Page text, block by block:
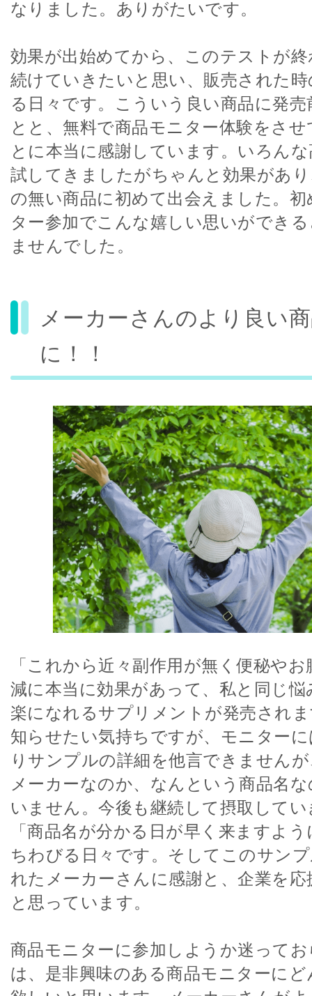
なりました。ありがたいです。
効果が出始めてから、このテストが
続けていきたいと思い、販売された
る日々です。こういう良い商品に発
とと、無料で商品モニター体験をさ
とに本当に感謝しています。いろん
試してきましたがちゃんと効果があ
の無い商品に初めて出会えました。
ター参加でこんな嬉しい思いができ
ませんでした。
メーカーさんのより良い
に！！
「これから近々副作用が無く便秘や
減に本当に効果があって、私と同じ
楽になれるサプリメントが発売され
知らせたい気持ちですが、モニター
りサンプルの詳細を他言できません
メーカーなのか、なんという商品名
いません。今後も継続して摂取して
「商品名が分かる日が早く来ますよ
ちわびる日々です。そしてこのサン
れたメーカーさんに感謝と、企業を
と思っています。
商品モニターに参加しようか迷って
は、是非興味のある商品モニターに